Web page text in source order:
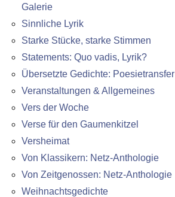
Galerie
Sinnliche Lyrik
Starke Stücke, starke Stimmen
Statements: Quo vadis, Lyrik?
Übersetzte Gedichte: Poesietransfer
Veranstaltungen & Allgemeines
Vers der Woche
Verse für den Gaumenkitzel
Versheimat
Von Klassikern: Netz-Anthologie
Von Zeitgenossen: Netz-Anthologie
Weihnachtsgedichte